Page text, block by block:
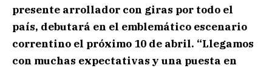
presente arrollador con giras por todo el
país, debutará en el emblemático escenario
correntino el próximo 10 de abril. “Llegamos
con muchas expectativas y una puesta en